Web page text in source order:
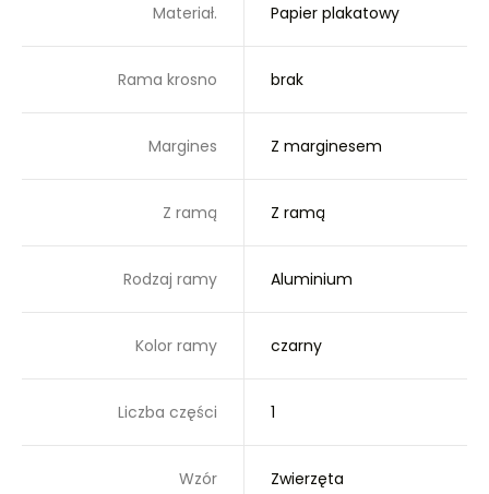
Materiał. Papier plakatowy
Rama krosno brak
Margines Z marginesem
Z ramą Z ramą
Rodzaj ramy Aluminium
Kolor ramy czarny
Liczba części 1
Wzór Zwierzęta